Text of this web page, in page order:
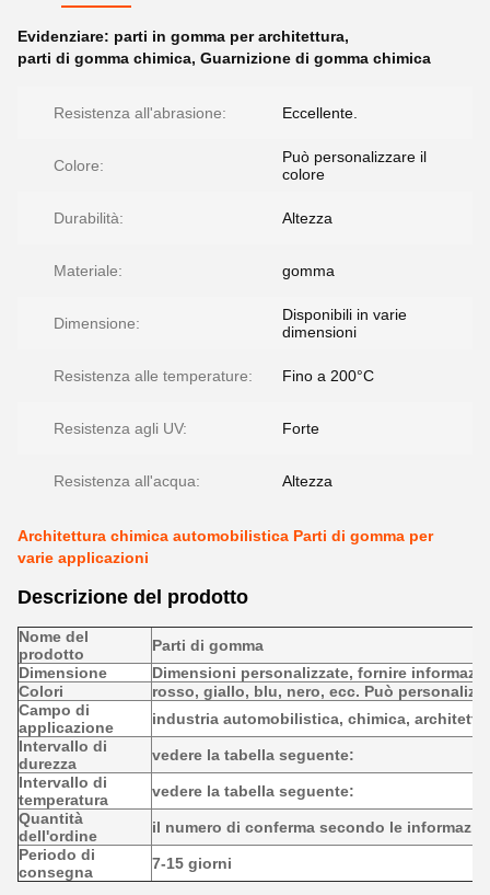
Evidenziare: parti in gomma per architettura,
parti di gomma chimica, Guarnizione di gomma chimica
Resistenza all'abrasione: Eccellente.
Colore:
Può personalizzare il
colore
Durabilità: Altezza
Materiale: gomma
Dimensione:
Disponibili in varie
dimensioni
Resistenza alle temperature: Fino a 200°C
Resistenza agli UV: Forte
Resistenza all'acqua: Altezza
Architettura chimica automobilistica Parti di gomma per
varie applicazioni
Descrizione del prodotto
Nome del
prodotto
Parti di gomma
Dimensione
Dimensioni personalizzate, fornire
Colori
rosso, giallo, blu, nero, ecc. Può
Campo di
applicazione
industria automobilistica, chimica,
Intervallo di
durezza
vedere la tabella seguente:
Intervallo di
temperatura
vedere la tabella seguente:
Quantità
dell'ordine
il numero di conferma secondo le
Periodo di
consegna
7-15 giorni